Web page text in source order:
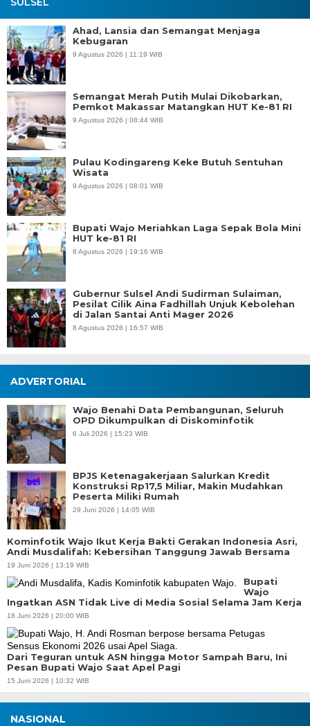
Ahad, Lansia dan Semangat Menjaga
Kebugaran
9 Agustus 2026 | 11:19 WIB
Semangat Merah Putih Mulai Dikobarkan,
Pemkot Makassar Matangkan HUT Ke-81 RI
9 Agustus 2026 | 08:44 WIB
Pulau Kodingareng Keke Butuh Sentuhan
Wisata
9 Agustus 2026 | 08:01 WIB
Bupati Wajo Meriahkan Laga Sepak Bola Mini
HUT ke-81 RI
8 Agustus 2026 | 19:16 WIB
Gubernur Sulsel Andi Sudirman Sulaiman,
Pesilat Cilik Aina Fadhillah Unjuk Kebolehan
di Jalan Santai Anti Mager 2026
8 Agustus 2026 | 16:57 WIB
ADVERTORIAL
Wajo Benahi Data Pembangunan, Seluruh
OPD Dikumpulkan di Diskominfotik
6 Juli 2026 | 15:23 WIB
BPJS Ketenagakerjaan Salurkan Kredit
Konstruksi Rp17,5 Miliar, Makin Mudahkan
Peserta Miliki Rumah
29 Juni 2026 | 14:05 WIB
Kominfotik Wajo Ikut Kerja Bakti Gerakan Indonesia Asri,
Andi Musdalifah: Kebersihan Tanggung Jawab Bersama
19 Juni 2026 | 13:19 WIB
Bupati
Wajo
Ingatkan ASN Tidak Live di Media Sosial Selama Jam Kerja
18 Juni 2026 | 20:00 WIB
Dari Teguran untuk ASN hingga Motor Sampah Baru, Ini
Pesan Bupati Wajo Saat Apel Pagi
15 Juni 2026 | 10:32 WIB
NASIONAL